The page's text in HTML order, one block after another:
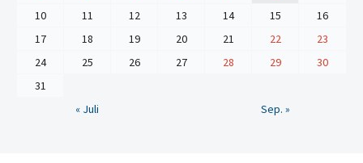
10
11 12 13 14 15
16
17
18 19 20 21 22
23
24
25 26 27 28 29
30
31
« Juli
Sep. »